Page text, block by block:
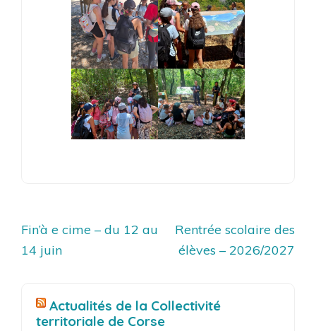
Navigation
de
Fin’à e cime – du 12 au
14 juin
Rentrée scolaire des
élèves – 2026/2027
Actualités de la Collectivité
territoriale de Corse